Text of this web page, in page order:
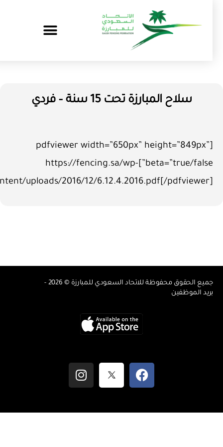
سلاح المبارزة تحت 15 سنة – فردي
[pdfviewer width=”650px” height=”849px”
beta=”true/false”]https://fencing.sa/wp-
content/uploads/2016/12/6.12.4.2016.pdf[/pdfviewer]
جميع الحقوق محفوظة للاتحاد السعودي للمبارزة © 2026 -
بريد الموظفين